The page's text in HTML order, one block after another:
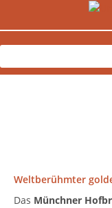
Weltberühmter
Das Münchner